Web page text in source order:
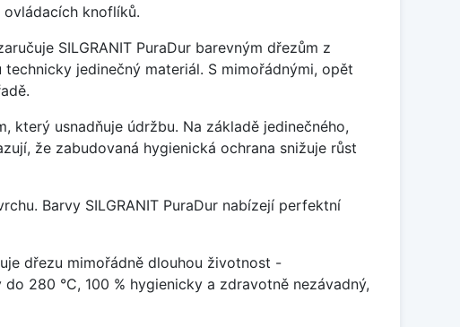
knoflíků.
SILGRANIT PuraDur barevným dřezům z
jedinečný materiál. S mimořádnými, opět
usnadňuje údržbu. Na základě jedinečného,
že zabudovaná hygienická ochrana snižuje růst
Barvy SILGRANIT PuraDur nabízejí perfektní
dřezu mimořádně dlouhou životnost -
280 °C, 100 % hygienicky a zdravotně nezávadný,